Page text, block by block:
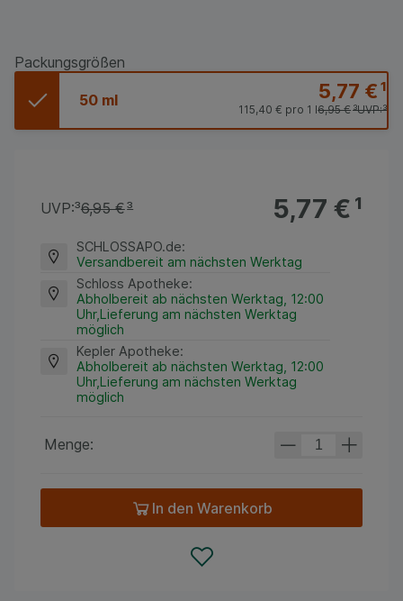
Packungsgrößen
50 ml 5,77 €¹
UVP:³
6,95 €³
115,40 € pro 1 l
5,77 €¹
UVP:³6,95 €³
SCHLOSSAPO.de:
Versandbereit am nächsten Werktag
Schloss Apotheke:
Abholbereit ab nächsten Werktag, 12:00
Uhr,Lieferung am nächsten Werktag
möglich
Kepler Apotheke:
Abholbereit ab nächsten Werktag, 12:00
Uhr,Lieferung am nächsten Werktag
möglich
Menge:
In den Warenkorb